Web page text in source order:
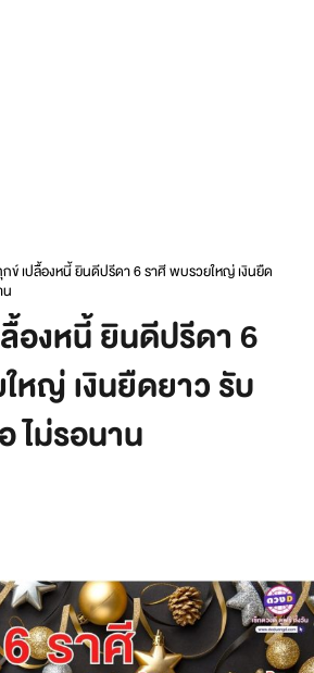
ข์ เปลื้องหนี้ ยินดีปรีดา 6 ราศี พบรวยใหญ่ เงินยืด
องหนี้ ยินดีปรีดา 6
หญ่ เงินยืดยาว รับ
ไม่รอนาน